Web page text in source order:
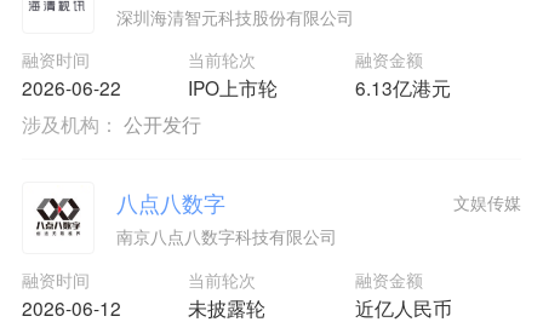
深圳海清智元科技股份有限公司
融资时间
2026-06-22
当前轮次
IPO上市轮
融资金额
6.13亿港元
涉及机构： 公开发行
八点八数字
南京八点八数字科技有限公司
融资时间
2026-06-12
当前轮次
未披露轮
融资金额
近亿人民币
文娱传媒